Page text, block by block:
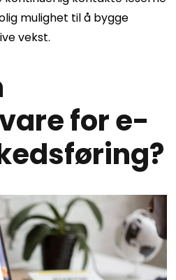
mulighet til å bygge
vekst.
for e-